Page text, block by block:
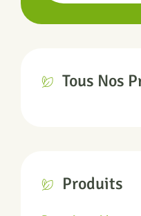
Tous Nos
Produits